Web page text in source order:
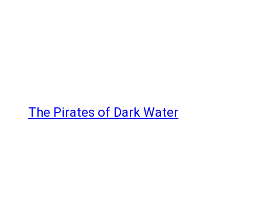
The Pirates of Dark Water